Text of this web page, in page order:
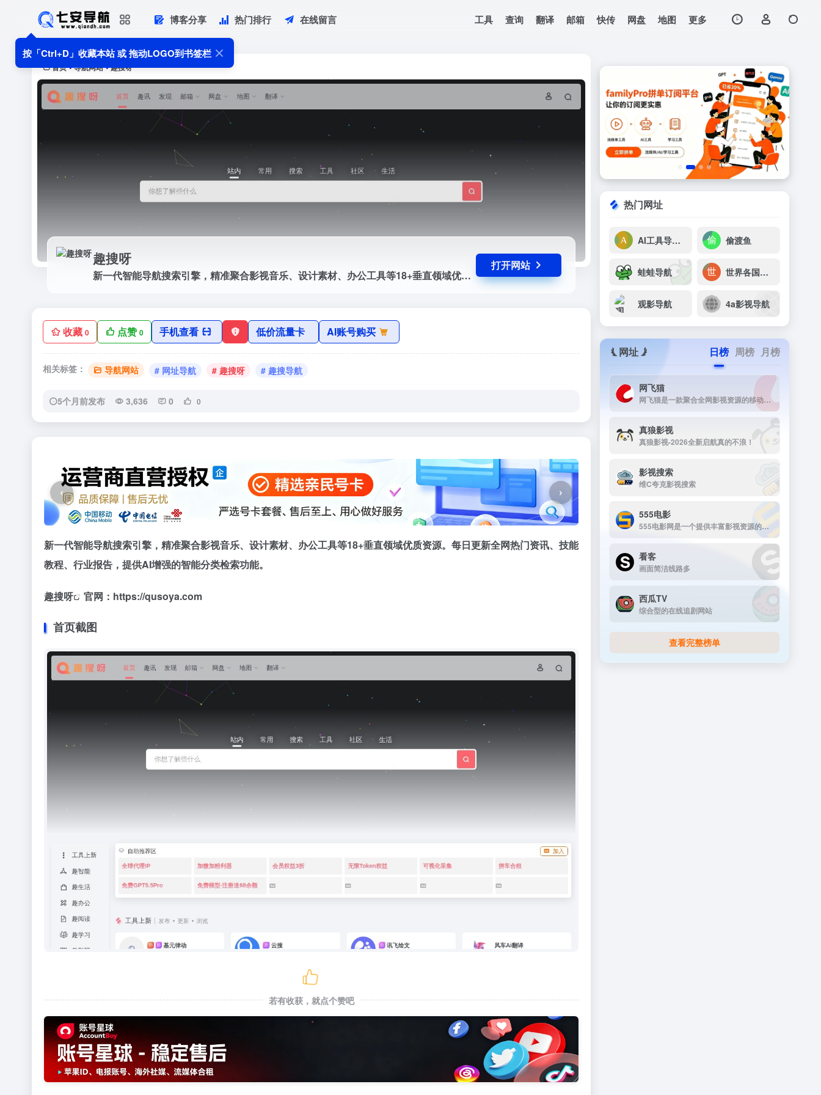
按「Ctrl+D」收藏本站 或 拖动LOGO到书签栏
博客分享 热门排行 在线留言 工具 查询 翻译 邮箱 快传 网盘 地图 更多
首页 • 导航网站 • 趣搜呀
趣搜呀
新一代智能导航搜索引擎，精准聚合影视音乐、设计素材、办公工具等18+垂直领域优质资源。每日更新全网热门资讯、技能教程、行业报告，提供AI增强的智能分类检索功能。
打开网站
收藏 0 点赞0 手机查看 低价流量卡 AI账号购买
相关标签： 导航网站 # 网址导航 # 趣搜呀 # 趣搜导航
5个月前发布 3,636 0 0
趣搜呀
新一代智能导航搜索引擎，精准聚合影视音乐、设计素材、办公工具等18+垂直领域优质资源。每日更新全网热门资讯、技能教程、行业
报告，提供AI增强的智能分类检索功能。
‹ ›
新一代智能导航搜索引擎，精准聚合影视音乐、设计素材、办公工具等18+垂直领域优质资源。每日更新全网热门资讯、技能
教程、行业报告，提供AI增强的智能分类检索功能。
趣搜呀 官网：https://qusoya.com
首页截图
若有收获，就点个赞吧
热门网址
AI工具导航(AIG123) 偷渡鱼
蛙蛙导航 世界各国网址大全
观影导航 4a影视导航
网址 日榜 周榜 月榜
网飞猫
网飞猫是一款聚合全网影视资源的移动端播放应用，主打免费、高画...
真狼影视
真狼影视-2026全新启航真的不浪！
影视搜索
维C夸克影视搜索
555电影
555电影网是一个提供丰富影视资源的在线观看平台，致力于为用户提供高清、无广告的观影体验。该网站涵盖多种类型的影视内容，包括电影、电视剧、动漫、综艺等，满足不同观众的需求。
看客
画面简洁线路多
西瓜TV
综合型的在线追剧网站
查看完整榜单